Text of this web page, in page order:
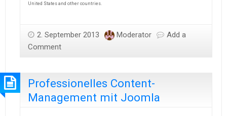
United States and other countries.
2. September 2013 Moderator
Add a
Comment
Professionelles Content-
Management mit Joomla